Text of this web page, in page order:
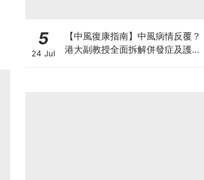
5
24 Jul
【中風復康指南】中風病情反覆？
港大副教授全面拆解併發症及護理